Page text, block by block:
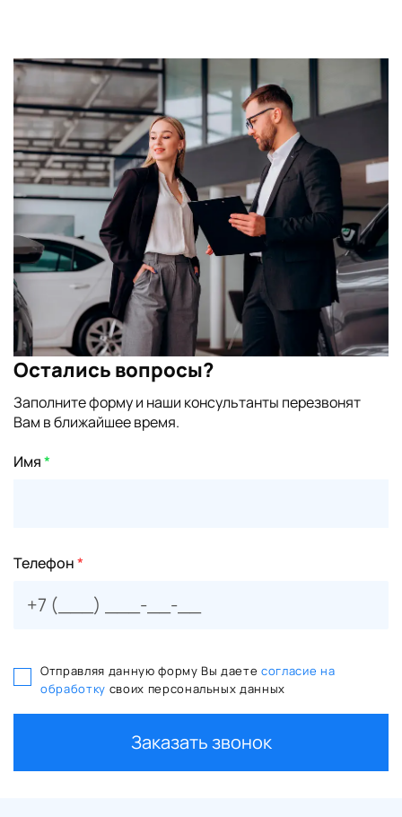
Остались вопросы?
Заполните форму и наши консультанты перезвонят
Вам в ближайшее время.
Имя*
Телефон*
Отправляя данную форму Вы даете согласие на
обработку своих персональных данных
Заказать звонок